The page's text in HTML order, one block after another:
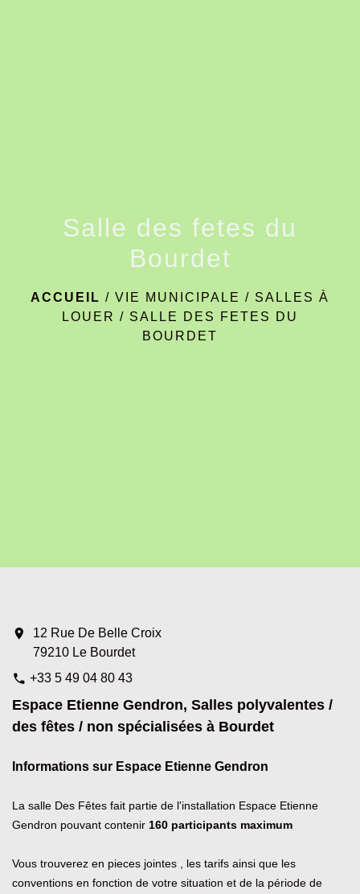
Salle des fetes du
Bourdet
ACCUEIL / VIE MUNICIPALE / SALLES À
LOUER / SALLE DES FETES DU
BOURDET
location_on
12 Rue De Belle Croix
79210 Le Bourdet
phone +33 5 49 04 80 43
Espace Etienne Gendron, Salles polyvalentes /
des fêtes / non spécialisées à Bourdet
Informations sur Espace Etienne Gendron
La salle Des Fêtes fait partie de l'installation Espace Etienne
Gendron pouvant contenir 160 participants maximum
Vous trouverez en pieces jointes , les tarifs ainsi que les
conventions en fonction de votre situation et de la période de